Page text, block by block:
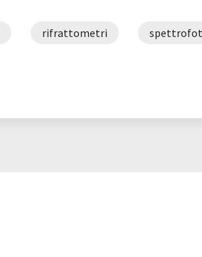
rifrattometri